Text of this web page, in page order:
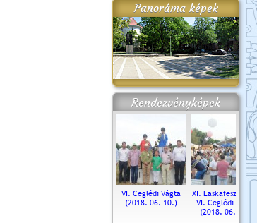
Panoráma képek
Rendezvényképek
VI. Ceglédi Vágta
(2018. 06. 10.)
XI. Laskafesztivál és
VI. Ceglédi Vágta
(2018. 06. 10.)